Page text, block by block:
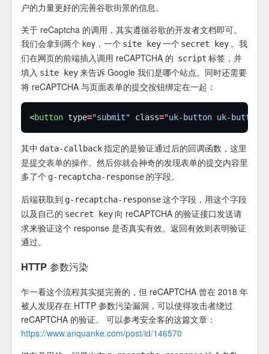
户的力量更好的完善谷歌街景的信息。
关于 reCaptcha 的调用，其实遵循谷歌的开发者文档即可。
我们会拿到两个 key，一个 site key 一个 secret key 。我
们在网页的前端插入调用 reCAPTCHA 的 script 标签，并
填入 site key 来告诉 Google 我们是哪个站点。同时还需要
将 reCAPTCHA 与页面表单的提交按钮绑定在一起：
<button type="submit" class="uk-button uk-button-
其中 data-callback 指定的是验证通过后的回调函数，这里
是提交表单的操作。然后你就会神奇的发现表单的提交内容里
多了个 g-recaptcha-response 的字段。
后端获取到 g-recaptcha-response 这个字段，用这个字段
以及自己的 secret key 向 reCAPTCHA 的验证接口发送请
求来验证这个 response 是否真实有效。返回有效则表明验证
通过。
HTTP 参数污染
乍一看这个流程其实挺完善的，但 reCAPTCHA 曾在 2018 年
被人发现存在 HTTP 参数污染漏洞，可以使得攻击者绕过
reCAPTCHA 的验证。 可以参考安全客的这篇文章：
https://www.anquanke.com/post/id/146570